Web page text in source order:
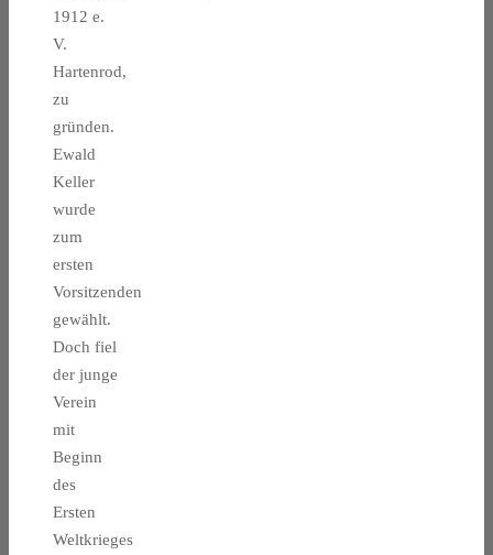
1912 e.
V.
Hartenrod,
zu
gründen.
Ewald
Keller
wurde
zum
ersten
Vorsitzenden
gewählt.
Doch fiel
der junge
Verein
mit
Beginn
des
Ersten
Weltkrieges